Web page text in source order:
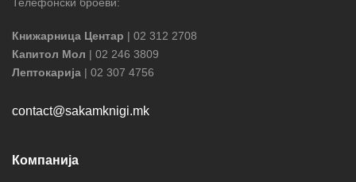
Книжарница Центар | 02 312 2708
Капитол Мол | 02 246 3809
Лептокарија | 02 307 4756
contact@sakamknigi.mk
Компанија